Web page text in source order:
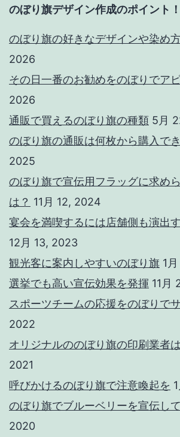
のぼり旗デザイン作成のポイント！
のぼり旗の好きなデザインや染め
2026
その日一番のお勧めをのぼりでア
2026
通販で買えるのぼり旗の種類 5月
のぼり旗の通販は何枚から購入で
2025
のぼり旗で宣伝用フラッグに求め
は？ 11月 12, 2024
宴会を満喫するには店舗側も演出
12月 13, 2023
観光客に案内しやすいのぼり旗 1
選挙でも高い宣伝効果を発揮 11月
スポーツチームの応援をのぼりで
2022
オリジナルののぼり旗の印刷業者
2021
呼びかけるのぼり旗で注意喚起を
のぼり旗でブルーベリーを宣伝し
2020